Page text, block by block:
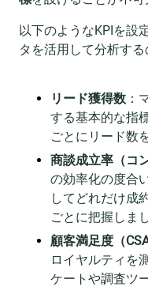
以下のようなKPIを設
タを活用して分析する
リード獲得数 ：
する基本的な指
ごとにリード数
商談成立率（コ
の効率化の度合
してどれだけ成
ごとに把握しま
顧客満足度（
ロイヤルティを
ケートや調査ツ